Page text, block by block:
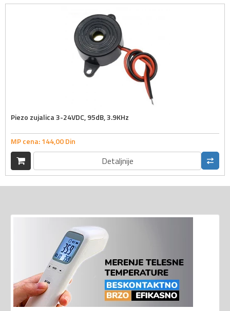
Piezo zujalica 3-24VDC, 95dB, 3.9KHz
MP cena:144,00Din
Detaljnije